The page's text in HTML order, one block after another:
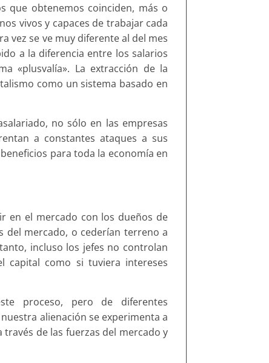
que obtenemos coinciden, más o
vivos y capaces de trabajar cada
vez se ve muy diferente al del mes
a la diferencia entre los salarios
«plusvalía». La extracción de la
como un sistema basado en
no sólo en las empresas
a constantes ataques a sus
para toda la economía en
en el mercado con los dueños de
del mercado, o cederían terreno a
incluso los jefes no controlan
capital como si tuviera intereses
proceso, pero de diferentes
alienación se experimenta a
de las fuerzas del mercado y